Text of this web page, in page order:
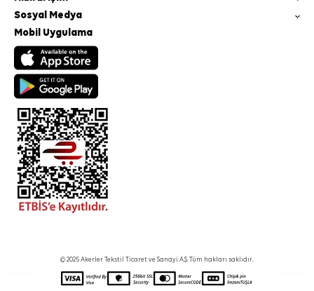
Sosyal Medya
Mobil Uygulama
© 2025 Akerler Tekstil Ticaret ve Sanayi A.Ş. Tüm hakları saklıdır.